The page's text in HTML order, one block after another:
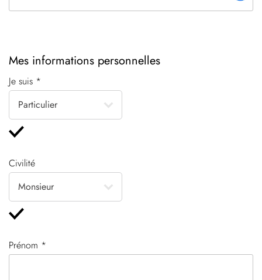
Mes informations personnelles
Je suis *
Civilité
Prénom *